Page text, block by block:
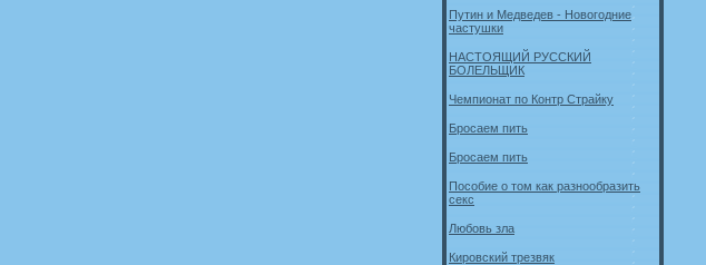
Путин и Медведев - Новогодние
частушки
НАСТОЯЩИЙ РУССКИЙ
БОЛЕЛЬЩИК
Чемпионат по Контр Страйку
Бросаем пить
Бросаем пить
Пособие о том как разнообразить
секс
Любовь зла
Кировский трезвяк